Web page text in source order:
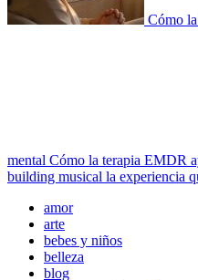
Cómo
mental Cómo la terapia EMDR
building musical la experiencia
Menú
principal
amor
arte
bebes y niños
belleza
blog